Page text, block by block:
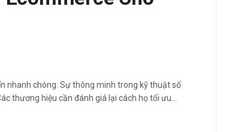
nhanh chóng. Sự thông minh trong kỹ thuật số
thương hiệu cần đánh giá lại cách họ tối ưu…